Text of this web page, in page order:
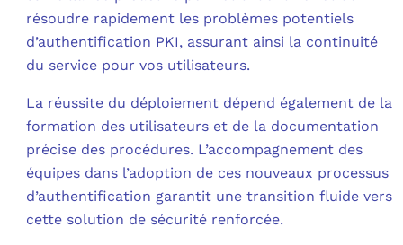
résoudre rapidement les problèmes potentiels
d’authentification PKI, assurant ainsi la continuité
du service pour vos utilisateurs.
La réussite du déploiement dépend également de la
formation des utilisateurs et de la documentation
précise des procédures. L’accompagnement des
équipes dans l’adoption de ces nouveaux processus
d’authentification garantit une transition fluide vers
cette solution de sécurité renforcée.